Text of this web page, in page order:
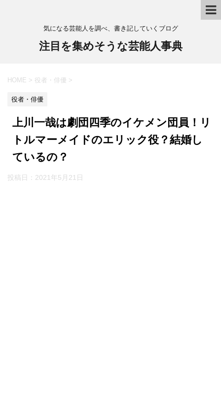
気になる芸能人を調べ、書き記していくブログ
注目を集めそうな芸能人事典
HOME > 役者・俳優 >
役者・俳優
上川一哉は劇団四季のイケメン団員！リ
トルマーメイドのエリック役？結婚し
ているの？
投稿日： 2021年5月21日